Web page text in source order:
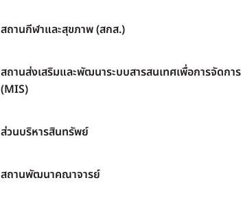
สถานกีฬาและสุขภาพ (สกส.)
สถานส่งเสริมและพัฒนาระบบสารสนเทศเพื่อการจัดการ
(MIS)
ส่วนบริหารสินทรัพย์
สถานพัฒนาคณาจารย์